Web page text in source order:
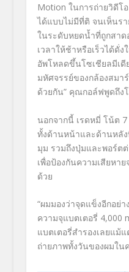
Motion ในการถ่ายวิดีโ
ได้แบบไม่มีที่ติ จนเห็นร
ในระดับหยดน้ำที่ถูกสาด
เวลาให้ช้าหรือเร็วได้ดั่ง
อัพโหลดขึ้นโซเชียลมีเดี
มหัศจรรย์ของกล้องสม
ด้วยกัน” คุณกอล์ฟพูดถึง
นอกจากนี้ เรดหมี่ โน้ต
ทั้งด้านหน้าและด้านหลั
มุม รวมถึงปุ่มและพอร์ต
เพื่อป้องกันความเสียหา
ด้วย
“ผมมองว่าจุดแข็งอีกอย่
ความจุแบตเตอรี่ 4,000
แบตเตอรี่สำรองเลยแม้
ถ่ายภาพทั้งวันของผมใ